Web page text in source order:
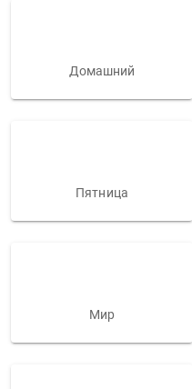
Домашний
Пятница
Мир